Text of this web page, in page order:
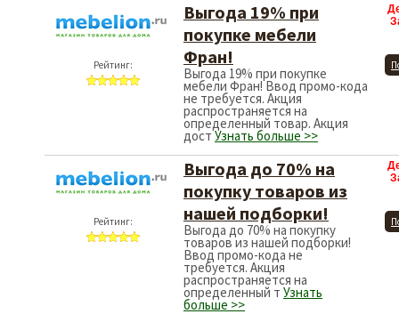
Рейтинг:
Выгода 19% при
покупке мебели
Фран!
Выгода 19% при покупке
мебели Фран! Ввод промо-кода
не требуется. Акция
распространяется на
определенный товар. Акция
достУзнать больше >>
Рейтинг:
Выгода до 70% на
покупку товаров из
нашей подборки!
Выгода до 70% на покупку
товаров из нашей подборки!
Ввод промо-кода не
требуется. Акция
распространяется на
определенный т Узнать
больше >>